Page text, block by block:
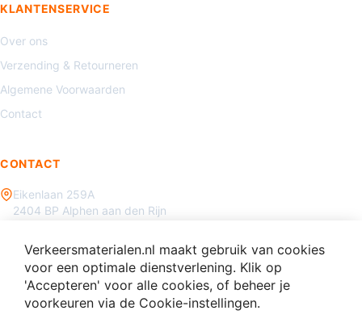
KLANTENSERVICE
Over ons
Verzending & Retourneren
Algemene Voorwaarden
Contact
CONTACT
Eikenlaan 259A
2404 BP Alphen aan den Rijn
info@verkeersmaterialen.nl
Verkeersmaterialen.nl maakt gebruik van cookies
voor een optimale dienstverlening. Klik op
'Accepteren' voor alle cookies, of beheer je
voorkeuren via de Cookie-instellingen.